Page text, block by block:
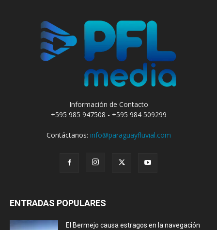
Información de Contacto
+595 985 947508 - +595 984 509299
Contáctanos: info@paraguayfluvial.com
ENTRADAS POPULARES
El Bermejo causa estragos en la navegación